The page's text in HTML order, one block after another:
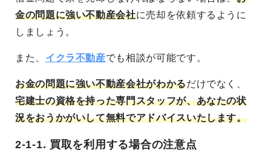
金の問題に強い不動産会社に売却を依頼するように
しましょう。
また、 イクラ不動産でも相談が可能です。
お金の問題に強い不動産会社がわかるだけでなく、
宅建士の資格を持った専門スタッフが、あなたの状
況をおうかがいして無料でアドバイスいたします。
2-1-1. 買取を利用する場合の注意点